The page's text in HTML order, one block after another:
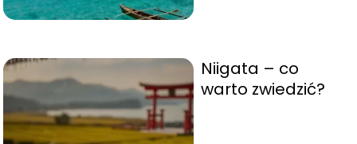
Niigata – co
warto zwiedzić?